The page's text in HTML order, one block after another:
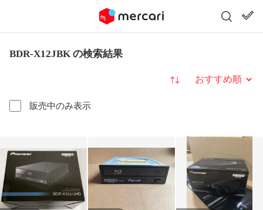
BDR-X12JBK の検索結果
販売中のみ表示
並び替え